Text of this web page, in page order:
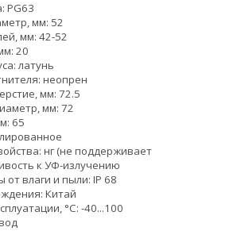
PG63
мм: 52
мм: 42-52
20
латунь
неопрен
мм: 72.5
мм: 72
65
нг (не поддерживает
к УФ-излучению
влаги и пыли: IP 68
Китай
°С: -40...100